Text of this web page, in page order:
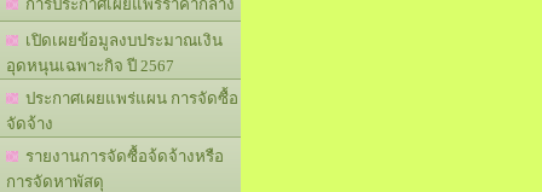
การประกาศเผยแพร่ราคากลาง
เปิดเผยข้อมูลงบประมาณเงิน
อุดหนุนเฉพาะกิจ ปี 2567
ประกาศเผยแพร่แผน การจัดซื้อ
จัดจ้าง
รายงานการจัดซื้อจ้ดจ้างหรือ
การจัดหาพัสดุ